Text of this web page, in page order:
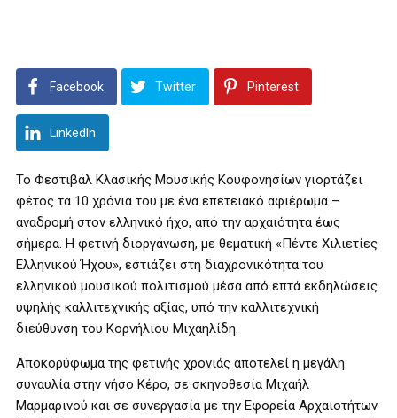
Facebook Twitter Pinterest
LinkedIn
Το Φεστιβάλ Κλασικής Μουσικής Κουφονησίων γιορτάζει
φέτος τα 10 χρόνια του με ένα επετειακό αφιέρωμα –
αναδρομή στον ελληνικό ήχο, από την αρχαιότητα έως
σήμερα. Η φετινή διοργάνωση, με θεματική «Πέντε Χιλιετίες
Ελληνικού Ήχου», εστιάζει στη διαχρονικότητα του
ελληνικού μουσικού πολιτισμού μέσα από επτά εκδηλώσεις
υψηλής καλλιτεχνικής αξίας, υπό την καλλιτεχνική
διεύθυνση του Κορνήλιου Μιχαηλίδη.
Αποκορύφωμα της φετινής χρονιάς αποτελεί η μεγάλη
συναυλία στην νήσο Κέρο, σε σκηνοθεσία Μιχαήλ
Μαρμαρινού και σε συνεργασία με την Εφορεία Αρχαιοτήτων